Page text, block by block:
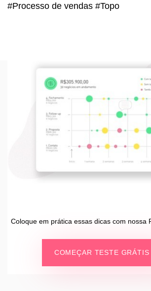
#Processo de vendas #Topo
Coloque em prática essas dicas com nossa
COMEÇAR TESTE GRÁTIS